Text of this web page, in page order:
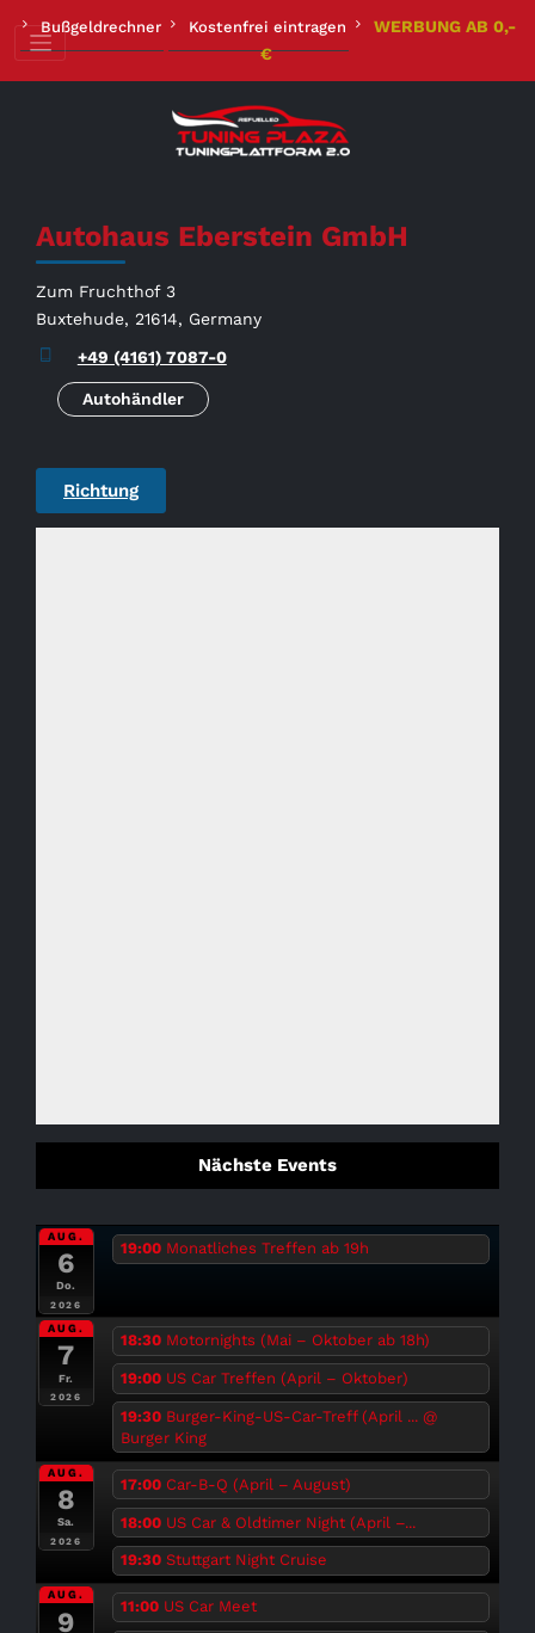
Inhalt
springen
Bußgeldrechner Kostenfrei eintragen
WERBUNG AB 0,-
€
Autohaus Eberstein GmbH
Zum Fruchthof 3
Buxtehude, 21614, Germany
+49 (4161) 7087-0
Autohändler
Richtung
Nächste Events
AUG.
6
Do.
2026
19:00 Monatliches Treffen ab 19h
AUG.
7
Fr.
2026
18:30 Motornights (Mai – Oktober ab 18h)
19:00 US Car Treffen (April – Oktober)
19:30 Burger-King-US-Car-Treff (April ... @
Burger King
AUG.
8
Sa.
2026
17:00 Car-B-Q (April – August)
18:00 US Car & Oldtimer Night (April –...
19:30 Stuttgart Night Cruise
AUG.
9 11:00 US Car Meet